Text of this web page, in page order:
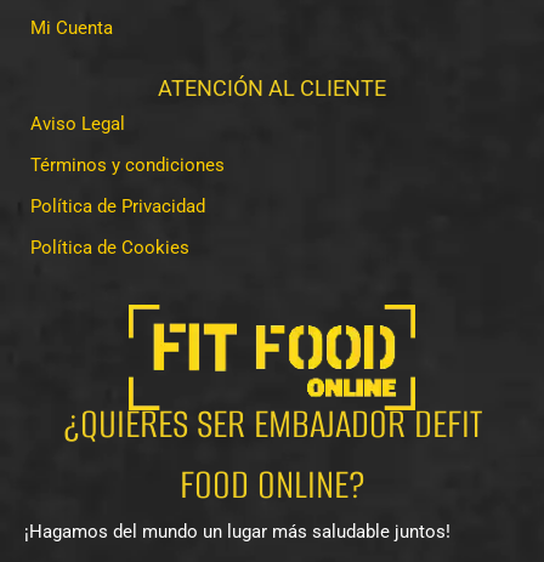
Mi Cuenta
ATENCIÓN AL CLIENTE
Aviso Legal
Términos y condiciones
Política de Privacidad
Política de Cookies
¿QUIERES SER EMBAJADOR DEFIT
FOOD ONLINE?
¡Hagamos del mundo un lugar más saludable juntos!